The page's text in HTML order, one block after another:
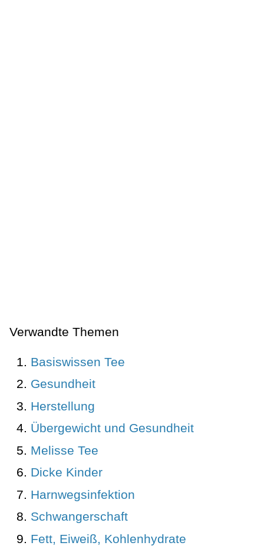
Verwandte Themen
Basiswissen Tee
Gesundheit
Herstellung
Übergewicht und Gesundheit
Melisse Tee
Dicke Kinder
Harnwegsinfektion
Schwangerschaft
Fett, Eiweiß, Kohlenhydrate